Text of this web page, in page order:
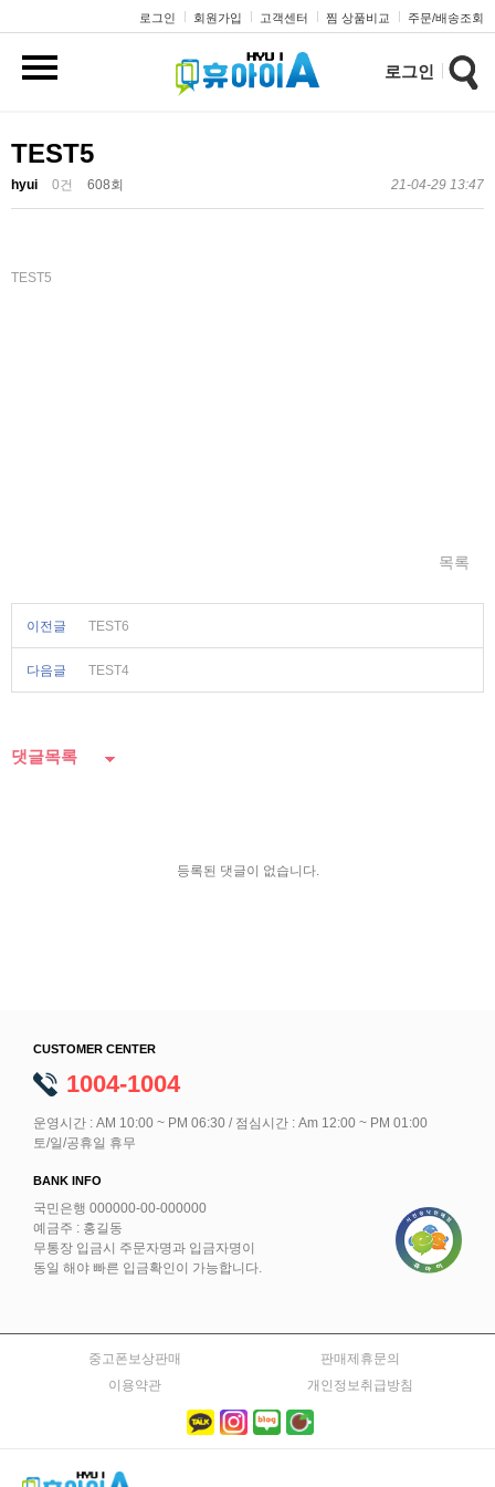
로그인 회원가입 고객센터 찜 상품비교 주문/배송조회
로그인
TEST5
hyui 0건 608회 21-04-29 13:47
TEST5
목록
이전글 TEST6
다음글 TEST4
댓글목록
등록된 댓글이 없습니다.
CUSTOMER CENTER
1004-1004
운영시간 : AM 10:00 ~ PM 06:30 / 점심시간 : Am 12:00 ~ PM 01:00
토/일/공휴일 휴무
BANK INFO
국민은행 000000-00-000000
예금주 : 홍길동
무통장 입금시 주문자명과 입금자명이
동일 해야 빠른 입금확인이 가능합니다.
중고폰보상판매
판매제휴문의
이용약관
개인정보취급방침